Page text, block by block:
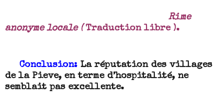
Rime
anonyme locale ( Traduction libre ).
Conclusion: La réputation des villages
de la Pieve, en terme d’hospitalité, ne
semblait pas excellente.